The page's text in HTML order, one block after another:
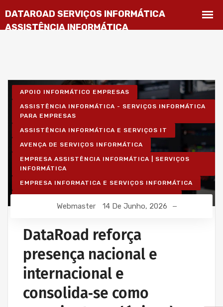
APOIO INFORMÁTICO EMPRESAS
ASSISTÊNCIA INFORMÁTICA - SERVIÇOS INFORMÁTICA
PARA EMPRESAS
ASSISTÊNCIA INFORMÁTICA E SERVIÇOS IT
AVENÇA DE SERVIÇOS INFORMÁTICA
EMPRESA ASSISTÊNCIA INFORMÁTICA | SERVIÇOS
INFORMÁTICA
EMPRESA INFORMATICA E SERVIÇOS INFORMÁTICA
MANUTENÇÃO INFORMÁTICA EMPRESAS
PROJETOS CABLAGEM E REDES INFORMÁTICA
Webmaster 14 De Junho, 2026
DataRoad reforça
presença nacional e
internacional e
consolida‑se como